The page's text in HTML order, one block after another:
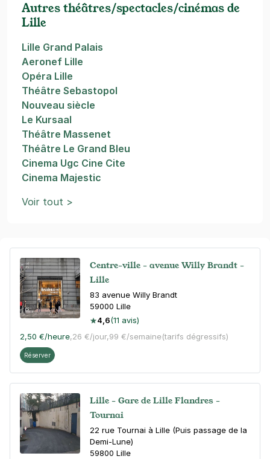
Centre-ville - avenue Willy Brandt -
Lille
83 avenue Willy Brandt
59000 Lille
4,6(11 avis)
2,50 €/heure,26 €/jour,99 €/semaine(tarifs dégressifs)
Réserver
Lille - Gare de Lille Flandres -
Tournai
22 rue Tournai à Lille (Puis passage de la
Demi-Lune)
59800 Lille
Autres théâtres/spectacles/cinémas de
Lille
Lille Grand Palais
Aeronef Lille
Opéra Lille
Théâtre Sebastopol
Nouveau siècle
Le Kursaal
Théâtre Massenet
Théâtre Le Grand Bleu
Cinema Ugc Cine Cite
Cinema Majestic
Voir tout >